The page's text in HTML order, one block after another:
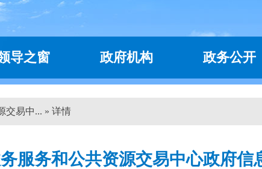
导之窗 政府机构 政务公开
交易中... » 详情
服务和公共资源交易中心政府信